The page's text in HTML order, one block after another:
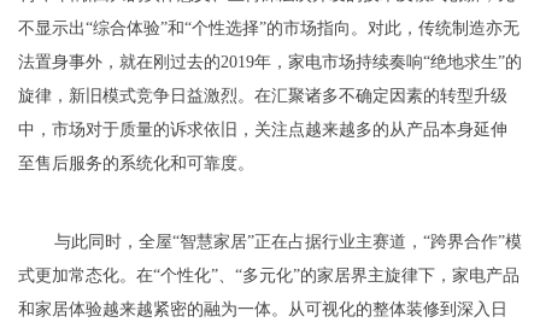
不显示出“综合体验”和“个性选择”的市场指向。对此，传统制造亦无
法置身事外，就在刚过去的2019年，家电市场持续奏响“绝地求生”的
旋律，新旧模式竞争日益激烈。在汇聚诸多不确定因素的转型升级
中，市场对于质量的诉求依旧，关注点越来越多的从产品本身延伸
至售后服务的系统化和可靠度。
与此同时，全屋“智慧家居”正在占据行业主赛道，“跨界合作”模
式更加常态化。在“个性化”、“多元化”的家居界主旋律下，家电产品
和家居体验越来越紧密的融为一体。从可视化的整体装修到深入日